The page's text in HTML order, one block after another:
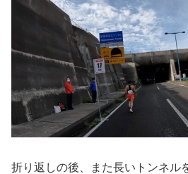
折り返しの後、また長いトンネル